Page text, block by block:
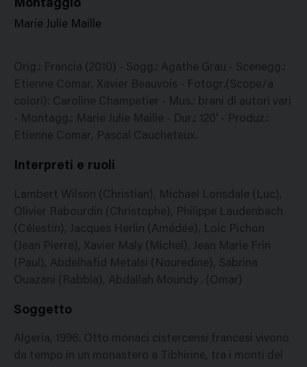
Montaggio
Marie Julie Maille
Orig.: Francia (2010) - Sogg.: Agathe Grau - Scenegg.:
Etienne Comar, Xavier Beauvois - Fotogr.(Scope/a
colori): Caroline Champetier - Mus.: brani di autori vari
- Montagg.: Marie Julie Maille - Dur.: 120' - Produz.:
Etienne Comar, Pascal Caucheteux.
Interpreti e ruoli
Lambert Wilson (Christian), Michael Lonsdale (Luc),
Olivier Rabourdin (Christophe), Philippe Laudenbach
(Célestin), Jacques Herlin (Amédée), Loic Pichon
(Jean Pierre), Xavier Maly (Michel), Jean Marie Frin
(Paul), Abdelhafid Metalsi (Nouredine), Sabrina
Ouazani (Rabbia), Abdallah Moundy . (Omar)
Soggetto
Algeria, 1996. Otto monaci cistercensi francesi vivono
da tempo in un monastero a Tibhirine, tra i monti del